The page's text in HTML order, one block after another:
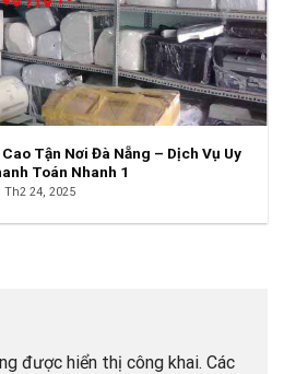
Tận Nơi Đà Nẵng – Dịch Vụ Uy
Toán Nhanh 1
Th2 24, 2025
được hiển thị công khai. Các